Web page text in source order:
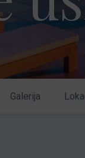
Galerija